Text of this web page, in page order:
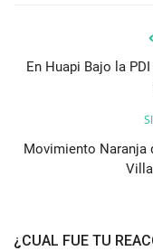
En Huapi Bajo la
Movimiento Naranja
¿CUAL FUE TU